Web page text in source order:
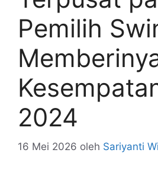
Pemilih
2024
16 Mei 2026 oleh Sariyanti